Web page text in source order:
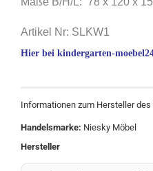
Artikel Nr: SLKW1
Hier bei kindergarten-
Informationen zum Hersteller des
Handelsmarke: Niesky Möbel
Hersteller